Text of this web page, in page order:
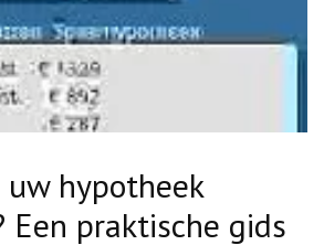
hypotheek
Een praktische gids